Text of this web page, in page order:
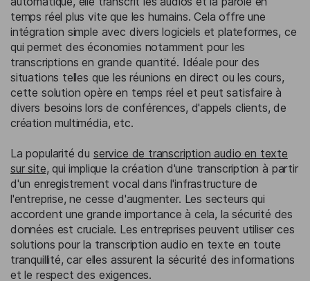
temps réel plus vite que les humains. Cela offre une
intégration simple avec divers logiciels et plateformes, ce
qui permet des économies notamment pour les
transcriptions en grande quantité. Idéale pour des
situations telles que les réunions en direct ou les cours,
cette solution opère en temps réel et peut satisfaire à
divers besoins lors de conférences, d'appels clients, de
création multimédia, etc.
La popularité du service de transcription audio en texte
sur site, qui implique la création d'une transcription à partir
d'un enregistrement vocal dans l'infrastructure de
l'entreprise, ne cesse d'augmenter. Les secteurs qui
accordent une grande importance à cela, la sécurité des
données est cruciale. Les entreprises peuvent utiliser ces
solutions pour la transcription audio en texte en toute
tranquillité, car elles assurent la sécurité des informations
et le respect des exigences.